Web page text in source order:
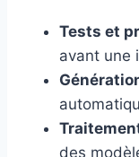
Tests et
avant une
des